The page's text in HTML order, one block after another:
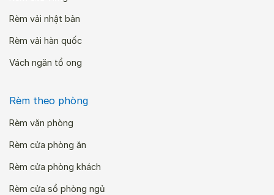
Rèm vải nhật bản
Rèm vải hàn quốc
Vách ngăn tổ ong
Rèm theo phòng
Rèm văn phòng
Rèm cửa phòng ăn
Rèm cửa phòng khách
Rèm cửa sổ phòng ngủ